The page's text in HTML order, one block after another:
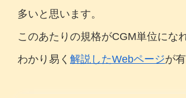
多いと思います。
このあたりの規格がCGM単位にな
わかり易く 解説したWebページが